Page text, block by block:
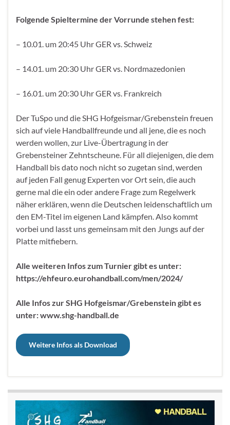
Folgende Spieltermine der Vorrunde stehen fest:
– 10.01. um 20:45 Uhr GER vs. Schweiz
– 14.01. um 20:30 Uhr GER vs. Nordmazedonien
– 16.01. um 20:30 Uhr GER vs. Frankreich
Der TuSpo und die SHG Hofgeismar/Grebenstein freuen
sich auf viele Handballfreunde und all jene, die es noch
werden wollen, zur Live-Übertragung in der
Grebensteiner Zehntscheune. Für all diejenigen, die dem
Handball bis dato noch nicht so zugetan sind, werden
auf jeden Fall genug Experten vor Ort sein, die auch
gerne mal die ein oder andere Frage zum Regelwerk
näher erklären, wenn die Deutschen leidenschaftlich um
den EM-Titel im eigenen Land kämpfen. Also kommt
vorbei und lasst uns gemeinsam mit den Jungs auf der
Platte mitfiebern.
Alle weiteren Infos zum Turnier gibt es unter:
https://ehfeuro.eurohandball.com/men/2024/
Alle Infos zur SHG Hofgeismar/Grebenstein gibt es
unter: www.shg-handball.de
Weitere Infos als Download